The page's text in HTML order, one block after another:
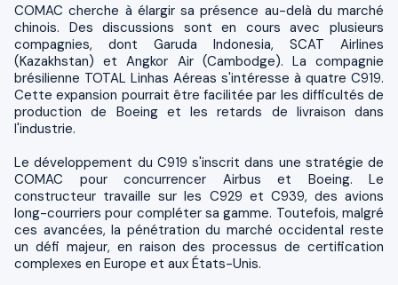
COMAC cherche à élargir sa présence au-delà du marché
chinois. Des discussions sont en cours avec plusieurs
compagnies, dont Garuda Indonesia, SCAT Airlines
(Kazakhstan) et Angkor Air (Cambodge). La compagnie
brésilienne TOTAL Linhas Aéreas s'intéresse à quatre C919.
Cette expansion pourrait être facilitée par les difficultés de
production de Boeing et les retards de livraison dans
l'industrie.
Le développement du C919 s'inscrit dans une stratégie de
COMAC pour concurrencer Airbus et Boeing. Le
constructeur travaille sur les C929 et C939, des avions
long-courriers pour compléter sa gamme. Toutefois, malgré
ces avancées, la pénétration du marché occidental reste
un défi majeur, en raison des processus de certification
complexes en Europe et aux États-Unis.